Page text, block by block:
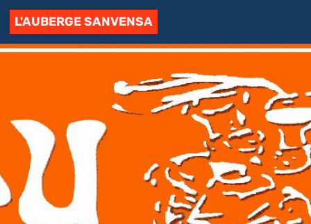
L'AUBERGE SANVENSA